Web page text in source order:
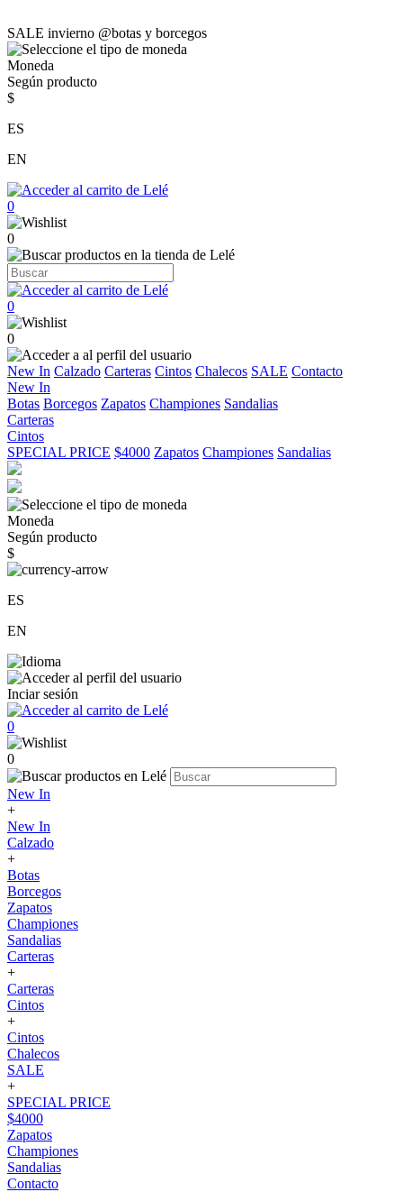
SALE invierno @botas y borcegos
Moneda
Según producto
$
ES
EN
0
0
0
0
New In Calzado Carteras Cintos Chalecos SALE Contacto
New In
Botas Borcegos Zapatos Championes Sandalias
Carteras
Cintos
SPECIAL PRICE $4000 Zapatos Championes Sandalias
Moneda
Según producto
$
ES
EN
Inciar sesión
0
0
New In
+
New In
Calzado
+
Botas
Borcegos
Zapatos
Championes
Sandalias
Carteras
+
Carteras
Cintos
+
Cintos
Chalecos
SALE
+
SPECIAL PRICE
$4000
Zapatos
Championes
Sandalias
Contacto